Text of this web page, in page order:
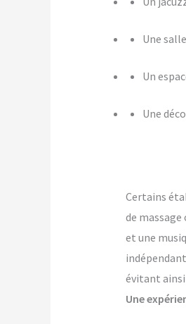
Une
Un
Une
Certains
de massage
et une
évitant
Une